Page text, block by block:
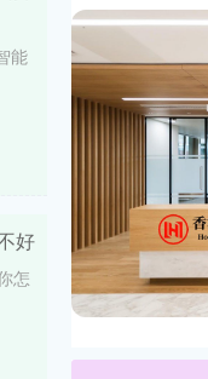
能
好
怎